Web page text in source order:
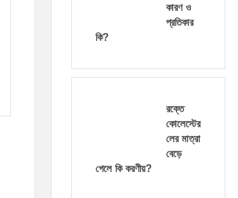
কারণ ও
প্রতিকার
কি?
রক্তে
কোলেস্টের
লের মাত্রা
বেড়ে
গেলে কি করণীয়?